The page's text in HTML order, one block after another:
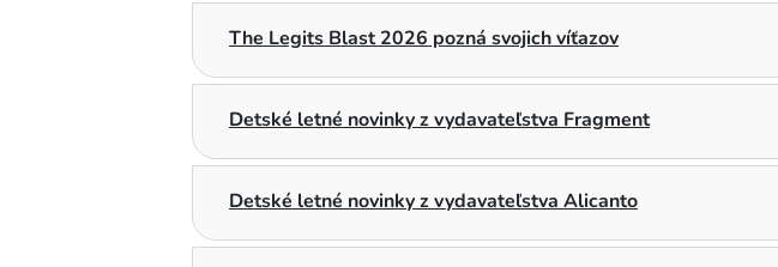
The Legits Blast 2026 pozná svojich víťazov
Detské letné novinky z vydavateľstva Fragment
Detské letné novinky z vydavateľstva Alicanto